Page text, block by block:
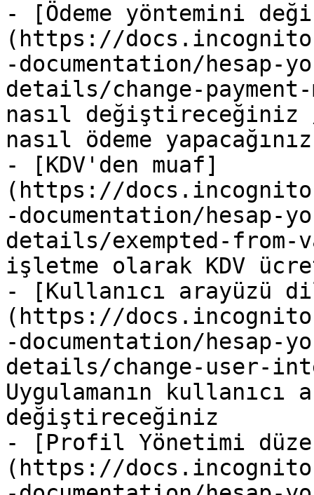
- [Ödeme yöntemini
(https://
-documentation/hesap-
details/change-payment-
nasıl
nasıl ödeme yapacağınız
- [KDV'den muaf]
(https://
-documentation/hesap-
details/exempted-from-
işletme olarak KDV
- [Kullanıcı arayüzü
(https://
-documentation/hesap-
details/change-user-
Uygulamanın
değiştireceğiniz
- [Profil Yönetimi
(https://